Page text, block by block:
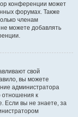
конференции может
форумах. Также
членам
можете добавлять
свой
вы можете
администратора
отношения к
Если вы не знаете, за